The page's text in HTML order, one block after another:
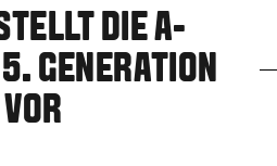
DIE A-
GENERATION
VOR